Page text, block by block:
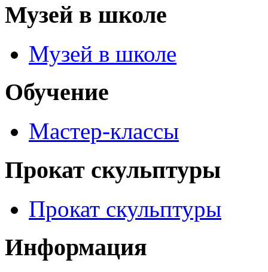
Музей в школе
Музей в школе
Обучение
Мастер-классы
Прокат скульптуры
Прокат скульптуры
Информация